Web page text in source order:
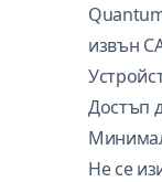
извън
Достъп
Не се